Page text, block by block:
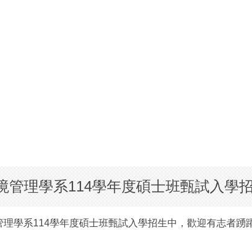
理學系114學年度碩士班甄試入學
理學系114學年度碩士班甄試入學招生中，歡迎有志者踴